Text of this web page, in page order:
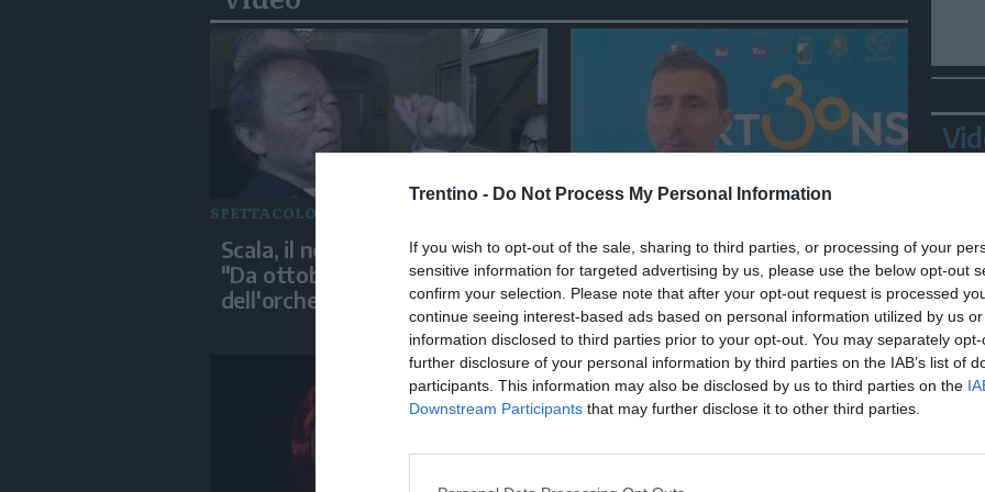
Trentino - Do Not Process My Personal Information
If you wish to opt-out of the sale, sharing to third parties, or processing of your
sensitive information for targeted advertising by us, please use the below opt-out
confirm your selection. Please note that after your opt-out request is processed
continue seeing interest-based ads based on personal information utilized by us
information disclosed to third parties prior to your opt-out. You may separately
further disclosure of your personal information by third parties on the IAB’s list of
participants. This information may also be disclosed by us to third parties on the
Downstream Participants that may further disclose it to other third parties.
SPETTACOLO
Scala, il neo-direttore Chung:
"Da ottobre saro' schiavo
dell'orchestra"
Pera Toons acclamatissimo a
Cartoons con serie su RaiPlay
in